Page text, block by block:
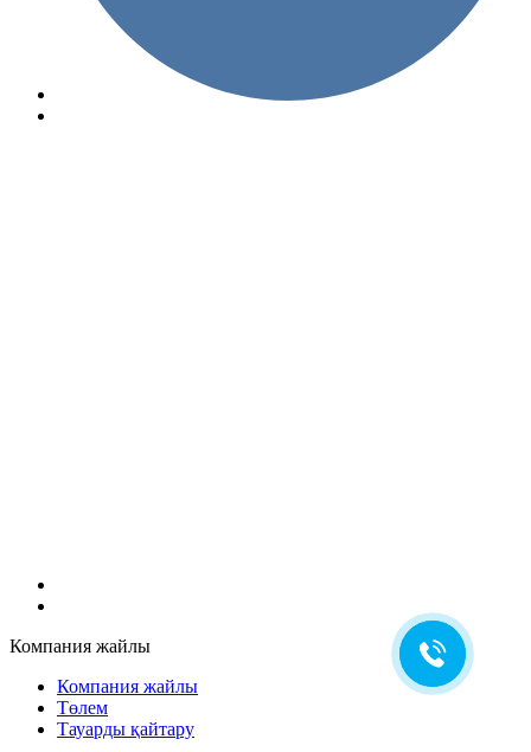
Компания жайлы
Компания жайлы
Төлем
Тауарды қайтару